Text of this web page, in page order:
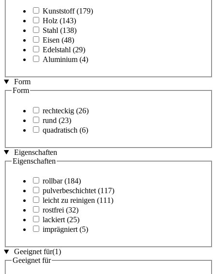
Kunststoff (179)
Holz (143)
Stahl (138)
Eisen (48)
Edelstahl (29)
Aluminium (4)
Form
Form
rechteckig (26)
rund (23)
quadratisch (6)
Eigenschaften
Eigenschaften
rollbar (184)
pulverbeschichtet (117)
leicht zu reinigen (111)
rostfrei (32)
lackiert (25)
imprägniert (5)
Geeignet für(1)
Geeignet für